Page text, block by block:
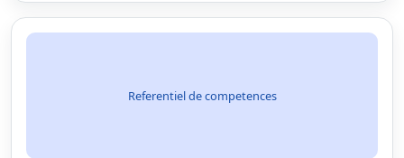
Referentiel de competences